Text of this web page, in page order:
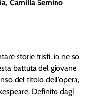
Camilla Semino
storie tristi, io ne so
battuta del giovane
del titolo dell’opera,
Definito dagli